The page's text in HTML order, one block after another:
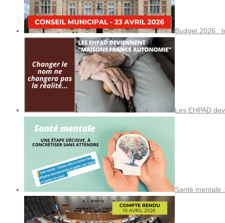
Budget 2026 :
Les EHPAD
Santé mentale